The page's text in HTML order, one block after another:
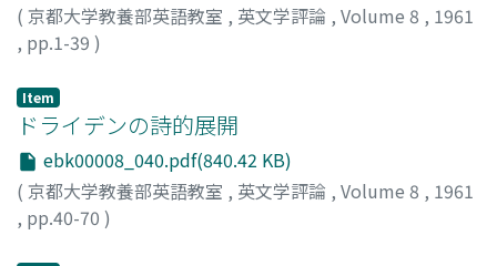
( 京都大学教養部英語教室 , 英文学評論 , Volume 8 , 1961
, pp.1-39 )
Item
ドライデンの詩的展開
ebk00008_040.pdf(840.42 KB)
( 京都大学教養部英語教室 , 英文学評論 , Volume 8 , 1961
, pp.40-70 )